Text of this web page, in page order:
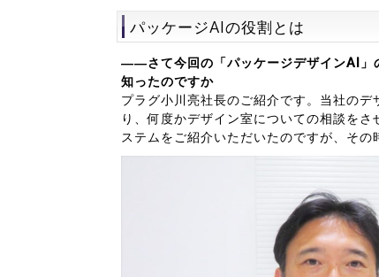
パッケージAIの役割とは
――さて今回の「パッケージデザインAI」
知ったのですか
プラグ小川亮社長のご紹介です。当社の
り、何度かデザイン室についての相談を
ステムをご紹介いただいたのですが、その